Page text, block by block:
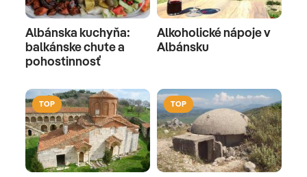
Albánska kuchyňa:
balkánske chute a
pohostinnosť
Alkoholické nápoje v
Albánsku
TOP TOP